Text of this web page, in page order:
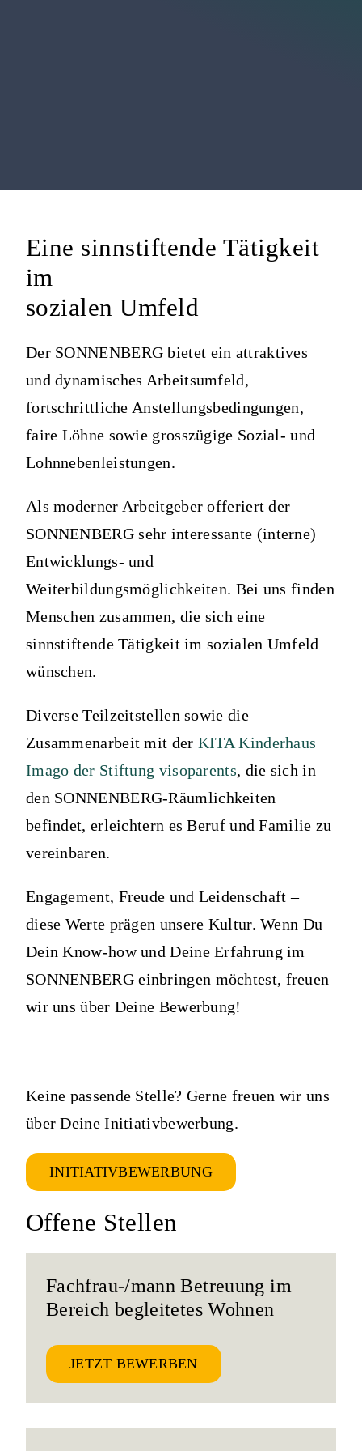
Eine sinnstiftende Tätigkeit
im
sozialen Umfeld
Der SONNENBERG bietet ein attraktives
und dynamisches Arbeitsumfeld,
fortschrittliche Anstellungsbedingungen,
faire Löhne sowie grosszügige Sozial- und
Lohnnebenleistungen.
Als moderner Arbeitgeber offeriert der
SONNENBERG sehr interessante (interne)
Entwicklungs- und
Weiterbildungsmöglichkeiten. Bei uns finden
Menschen zusammen, die sich eine
sinnstiftende Tätigkeit im sozialen Umfeld
wünschen.
Diverse Teilzeitstellen sowie die
Zusammenarbeit mit der KITA Kinderhaus
Imago der Stiftung visoparents, die sich in
den SONNENBERG-Räumlichkeiten
befindet, erleichtern es Beruf und Familie zu
vereinbaren.
Engagement, Freude und Leidenschaft –
diese Werte prägen unsere Kultur. Wenn Du
Dein Know-how und Deine Erfahrung im
SONNENBERG einbringen möchtest, freuen
wir uns über Deine Bewerbung!
Keine passende Stelle? Gerne freuen wir uns
über Deine Initiativbewerbung.
INITIATIVBEWERBUNG
Offene Stellen
Fachfrau-/mann Betreuung im
Bereich begleitetes Wohnen
JETZT BEWERBEN